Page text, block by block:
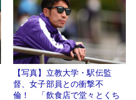
【写真】立教大学・駅伝監
督、女子部員との衝撃不
倫！ 「飲食店で堂々とくち